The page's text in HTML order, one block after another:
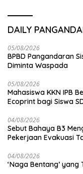
DAILY
05/08/2026
BPBD Pangandaran
Diminta Waspada
05/08/2026
Mahasiswa KKN IPB
Ecoprint bagi Siswa
04/08/2026
Sebut Bahaya B3
Pekerjaan Evakuasi
04/08/2026
‘Naga Bentang’